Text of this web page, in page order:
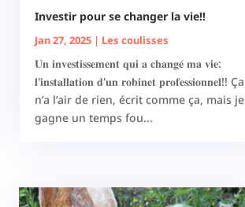
Investir pour se changer la vie!!
Jan 27, 2025| Les coulisses
𝐔𝐧 𝐢𝐧𝐯𝐞𝐬𝐭𝐢𝐬𝐬𝐞𝐦𝐞𝐧𝐭 𝐪𝐮𝐢 𝐚 𝐜𝐡𝐚𝐧𝐠𝐞́ 𝐦𝐚 𝐯𝐢𝐞:
𝐥'𝐢𝐧𝐬𝐭𝐚𝐥𝐥𝐚𝐭𝐢𝐨𝐧 𝐝'𝐮𝐧 𝐫𝐨𝐛𝐢𝐧𝐞𝐭 𝐩𝐫𝐨𝐟𝐞𝐬𝐬𝐢𝐨𝐧𝐧𝐞𝐥!! Ça
n’a l’air de rien, écrit comme ça, mais je
gagne un temps fou...